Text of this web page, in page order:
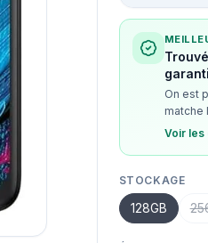
On est
matche
Voir les
STOCKAGE
128GB